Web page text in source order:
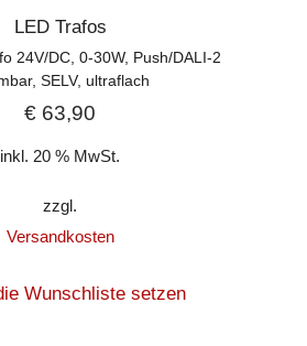
LED Trafos
24V/DC, 0-30W, Push/DALI-2
SELV, ultraflach
€ 63,90
inkl. 20 % MwSt.
zzgl.
Versandkosten
Wunschliste setzen